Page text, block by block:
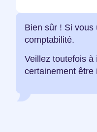
Bien sûr ! Si
comptabilité.
Veillez toutefois
certainement être